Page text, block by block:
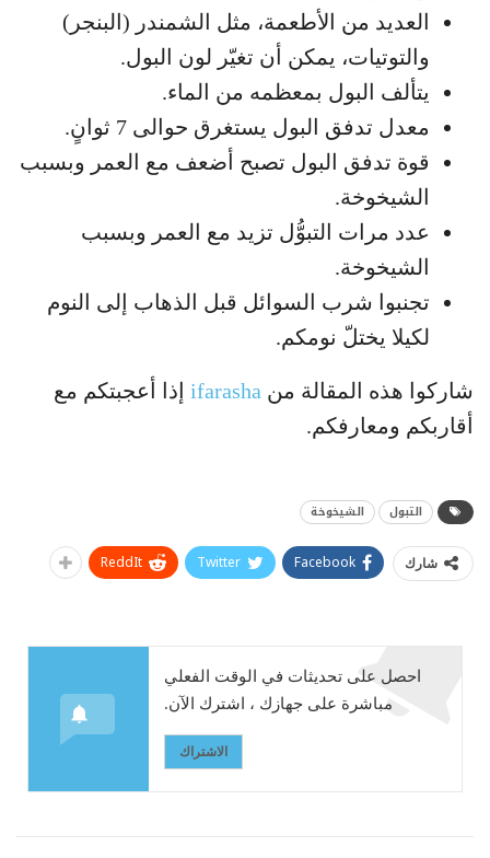
العديد من الأطعمة، مثل الشمندر (البنجر)
والتوتيات، يمكن أن تغيّر لون البول.
يتألف البول بمعظمه من الماء.
معدل تدفق البول يستغرق حوالى 7 ثوانٍ.
قوة تدفق البول تصبح أضعف مع العمر وبسبب
الشيخوخة.
عدد مرات التبوُّل تزيد مع العمر وبسبب
الشيخوخة.
تجنبوا شرب السوائل قبل الذهاب إلى النوم
لكيلا يختلّ نومكم.
شاركوا هذه المقالة من ifarasha إذا أعجبتكم مع
أقاربكم ومعارفكم.
التبول الشيخوخة
شارك Facebook
Twitter
ReddIt
احصل على تحديثات في الوقت الفعلي
مباشرة على جهازك ، اشترك الآن.
الاشتراك